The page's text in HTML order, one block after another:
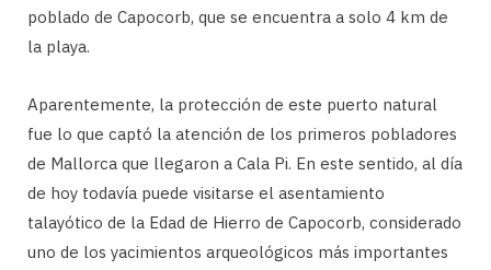
poblado de Capocorb, que se encuentra a solo 4 km de
la playa.
Aparentemente, la protección de este puerto natural
fue lo que captó la atención de los primeros pobladores
de Mallorca que llegaron a Cala Pi. En este sentido, al día
de hoy todavía puede visitarse el asentamiento
talayótico de la Edad de Hierro de Capocorb, considerado
uno de los yacimientos arqueológicos más importantes